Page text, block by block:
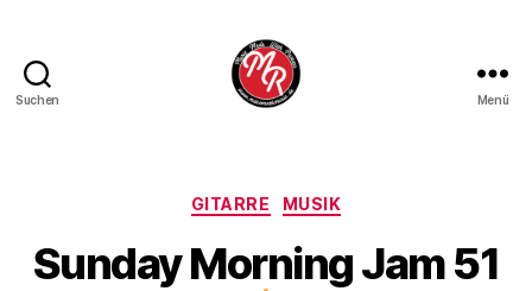
Suchen Menü
Kategorien
GITARRE MUSIK
Sunday Morning Jam 51